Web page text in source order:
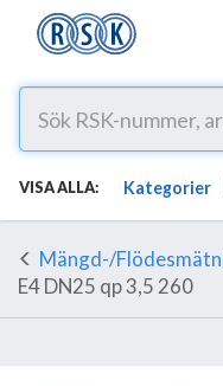
VISA ALLA: Kategorier
Mängd-/
E4 DN25 qp 3,5 260